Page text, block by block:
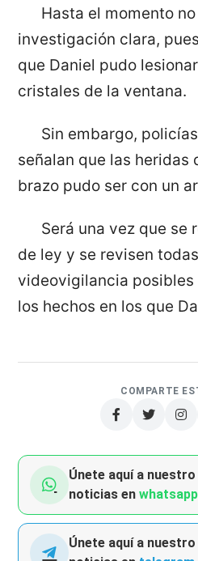
Hasta el momento
investigación clara,
que Daniel pudo
cristales de la ventana.
Sin embargo,
señalan que las heridas
brazo pudo ser con un
Será una vez que se
de ley y se revisen
videovigilancia posibles
los hechos en los que
COMPARTE
Únete aquí a
noticias enwhatsapp
Únete aquí a